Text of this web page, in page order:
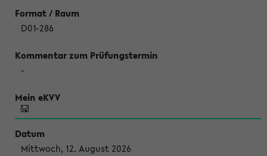
D01-286
-
Mittwoch, 12. August 2026